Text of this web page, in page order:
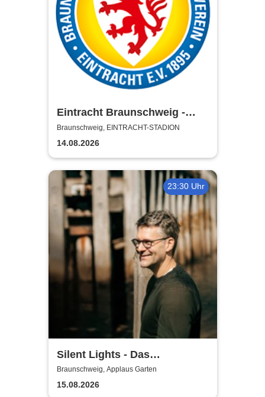
Eintracht Braunschweig -
Saison 2026/27
Braunschweig, EINTRACHT-STADION
14.08.2026
23:30 Uhr
Silent Lights - Das
Mitternachtskonzert
Braunschweig, Applaus Garten
15.08.2026